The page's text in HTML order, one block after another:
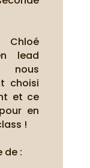
lead
nous
choisi
et ce
en
!
de :